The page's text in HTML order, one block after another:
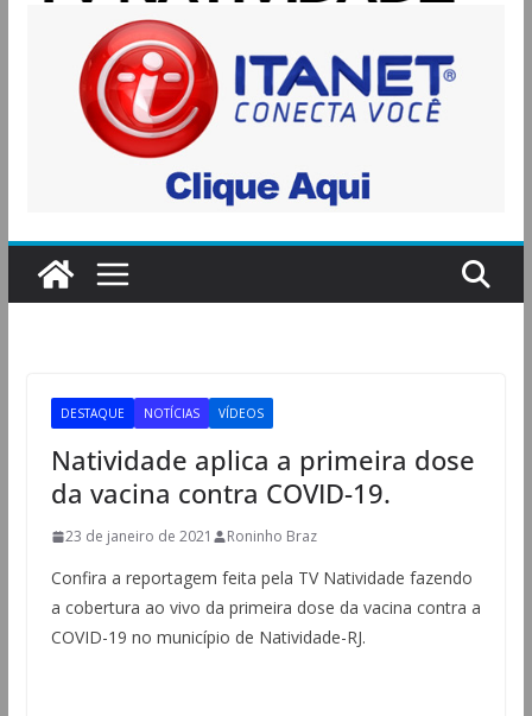
DESTAQUE NOTÍCIAS VÍDEOS
Natividade aplica a primeira dose
da vacina contra COVID-19.
23 de janeiro de 2021 Roninho Braz
Confira a reportagem feita pela TV Natividade fazendo
a cobertura ao vivo da primeira dose da vacina contra a
COVID-19 no município de Natividade-RJ.